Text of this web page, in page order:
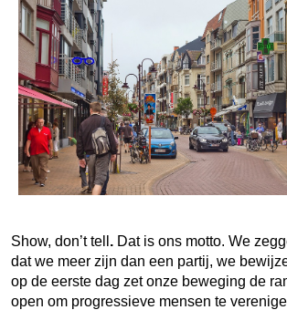
Show, don’t tell . Dat is ons motto. We
dat we meer zijn dan een partij, we
op de eerste dag zet onze beweging de
open om progressieve mensen te